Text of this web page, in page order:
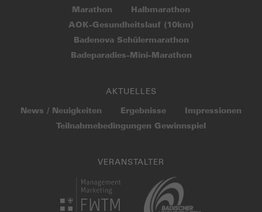
Marathon
Halbmarathon
AOK-Gesundheitslauf (10km)
Badenova Schülermarathon
Badeparadies-Mini-Marathon
AKTUELLES
News / Neuigkeiten Ergebnisse
Impressionen
Teilnahme­bedingungen Gewinnspiel
VERANSTALTER